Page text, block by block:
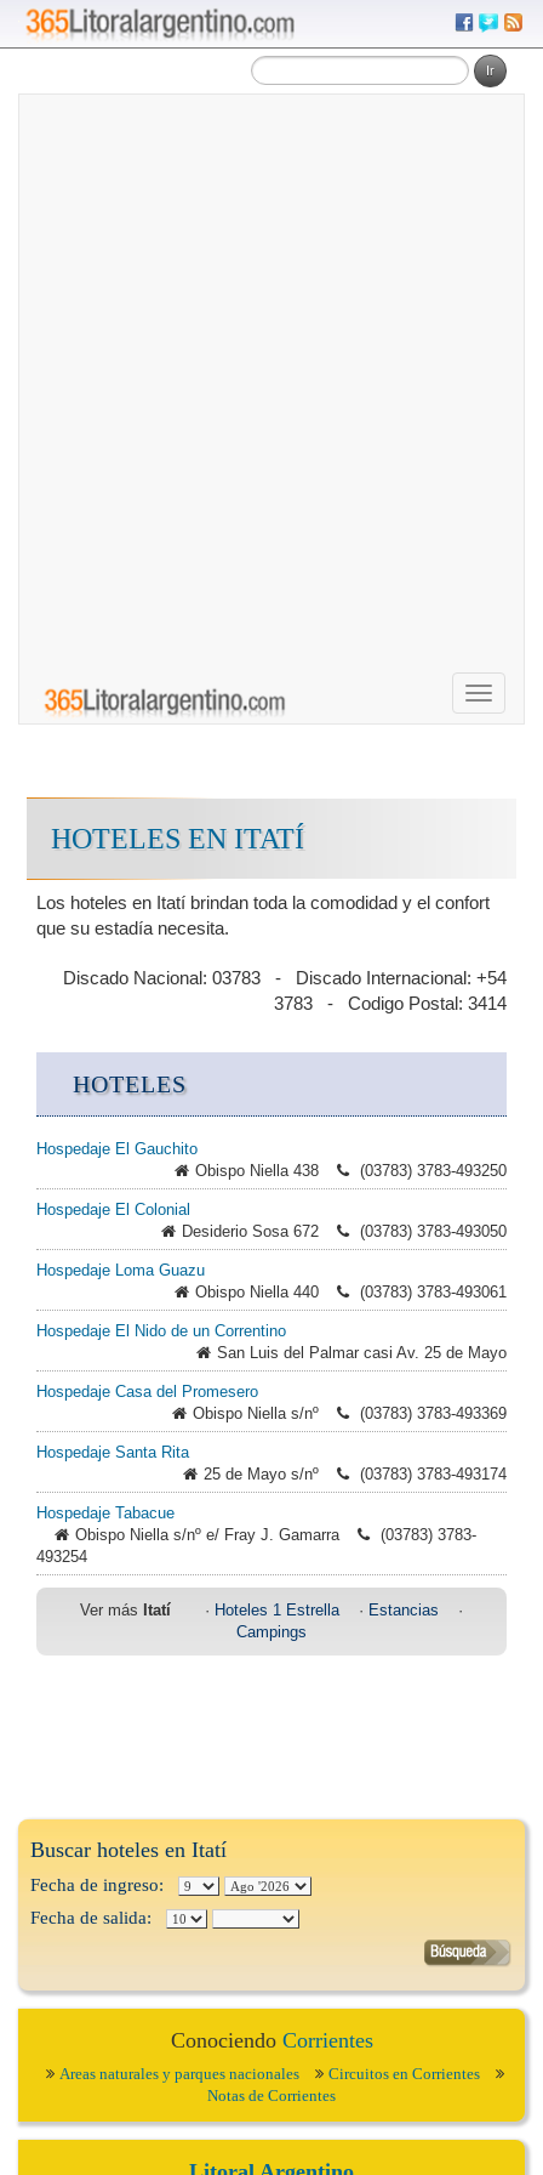
Toggle
HOTELES EN ITATÍ
Los hoteles en Itatí brindan toda la comodidad y el confort
que su estadía necesita.
Discado Nacional: 03783 - Discado Internacional: +54
3783 - Codigo Postal: 3414
HOTELES
Hospedaje El Gauchito
Obispo Niella 438
(03783) 3783-493250
Hospedaje El Colonial
Desiderio Sosa 672
(03783) 3783-493050
Hospedaje Loma Guazu
Obispo Niella 440
(03783) 3783-493061
Hospedaje El Nido de un Correntino
San Luis del Palmar casi Av. 25 de Mayo
Hospedaje Casa del Promesero
Obispo Niella s/nº
(03783) 3783-493369
Hospedaje Santa Rita
25 de Mayo s/nº
(03783) 3783-493174
Hospedaje Tabacue
Obispo Niella s/nº e/ Fray J. Gamarra
(03783) 3783-
493254
Ver más Itatí · Hoteles 1 Estrella· Estancias ·
Campings
Buscar hoteles en Itatí
Fecha de ingreso:
Fecha de salida:
Conociendo Corrientes
Areas naturales y parques nacionales
Circuitos en Corrientes
Notas de Corrientes